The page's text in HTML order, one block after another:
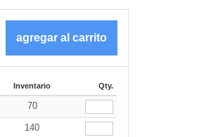
Inventario Qty.
70
140